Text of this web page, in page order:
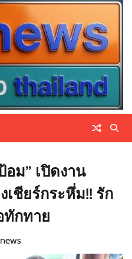
ม” เปิดงาน
เชียร์กระหึ่ม!! รัก
ทักทาย